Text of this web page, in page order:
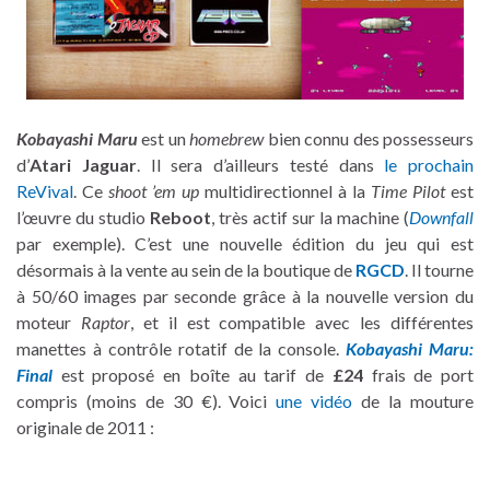
Kobayashi Maruest unhomebrewbien connu des possesseurs
d’Atari Jaguar. Il sera d’ailleurs testé dans le prochain
ReVival. Ce shoot ’em up multidirectionnel à la Time Pilotest
l’œuvre du studio Reboot, très actif sur la machine (Downfall
par exemple). C’est une nouvelle édition du jeu qui est
désormais à la vente au sein de la boutique de RGCD. Il tourne
à 50/60 images par seconde grâce à la nouvelle version du
moteur Raptor, et il est compatible avec les différentes
manettes à contrôle rotatif de la console.Kobayashi Maru:
Final est proposé en boîte au tarif de £24frais de port
compris (moins de 30 €). Voiciune vidéo de la mouture
originale de 2011 :